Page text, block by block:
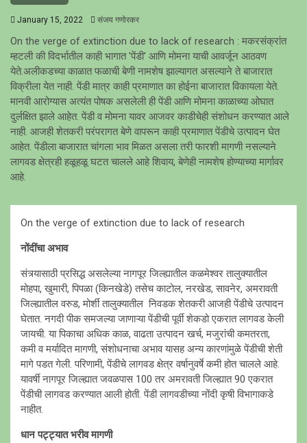
January 15, 2022 संजय गणोरकर
On the verge of extinction due to lack of research : मकरसंक्रांत
म्हटली की विदर्भातील काही भागात 'पेंडी' आणि मोमना याची आवर्जून आठवण
येते.अलीकडच्या काळात फळाची बेणी नामशेष झाल्यागत असल्याने ते बाजारात
विक्रीला येत नाही. पेंडी मात्र काही प्रमाणात का होईना बाजारात विकायला येते.
मानवी आरोग्यास अत्यंत पोषक असलेली ही पेंडी आणि मोमना काळाच्या ओघात
दुर्लक्षित झाले आहेत. पेंडी व मोमना यावर आजवर काडीचेही संशोधन करण्यात आले
नाही. आजही शेतकरी परंपरागत बेणे वापरून काही प्रमाणात पेंडीचे उत्पादन घेत
आहेत. पेंडीला बाजारात चांगला भाव मिळत असला तरी फारशी मागणी नसल्याने
लागवड क्षेत्रही हळूहळू घटत चालले आहे शिवाय, बेणेही नामशेष होण्याच्या मार्गावर
आहे.
On the verge of extinction due to lack of research
नोंदींचा अभाव
संत्र्यासाठी प्रसिद्ध असलेल्या नागपूर जिल्ह्यातील कळमेश्वर तालुक्यातील
मोहपा, खुमारी, पिपळा (किनखेडे) तसेच काटोल, नरखेड, सावनेर, अमरावती
जिल्ह्यातील वरुड, मोर्शी तालुक्यातील निवडक शेतकरी आजही पेंडीचे उत्पादन
घेतात. नगदी पीक समजल्या जाणाऱ्या पेंडीची पूर्वी शेकडो एकरात लागवड केली
जायची. या पिकाचा अधिक काळ, वाढता उत्पादन खर्च, मजुरांची कमतरता,
कमी व मर्यादित मागणी, संशोधनाचा अभाव यासह अन्य कारणांमुळे पेंडीची शेती
मागे पडत गेली. परिणामी, पेंडीचे लागवड क्षेत्र वर्षानुवर्षे कमी होत चालले आहे.
यावर्षी नागपूर जिल्ह्यात जवळपास 100 तर अमरावती जिल्ह्यात 90 एकरात
पेंडीची लागवड करण्यात आली होती. पेंडी लागवडीच्या नोंदी कृषी विभागाकडे
नाहीत.
धान पट्ट्यात भरीव मागणी